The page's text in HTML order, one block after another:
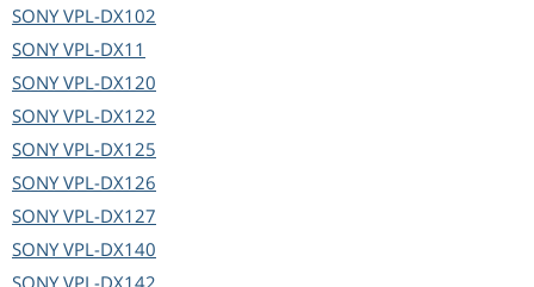
SONYVPL-DX102
SONYVPL-DX11
SONYVPL-DX120
SONYVPL-DX122
SONYVPL-DX125
SONYVPL-DX126
SONYVPL-DX127
SONYVPL-DX140